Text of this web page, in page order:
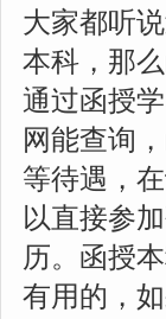
大家都听
本科，那
通过函授
网能查询
等待遇，
以直接参
历。函授
有用的，